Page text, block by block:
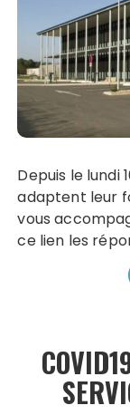
Depuis le lundi 16 mars, les agences de Pôle emploi
adaptent leur
vous
ce lien les